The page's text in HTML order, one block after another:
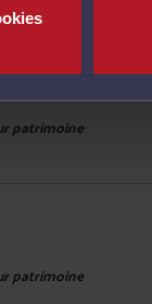
patrimoine
patrimoine